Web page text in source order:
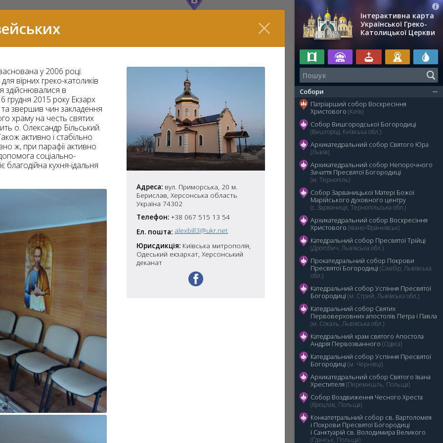
Інтерактивна карта
Української Греко-
Католицької Церкви
Собори
Патріарший собор Воскресіння
Христового (Київ)
Собор Вишгородської Богородиці
(Вишгород, Київська обл.)
Архикатедральний собор Святого Юра
(Львів)
Архикатедральний собор Непорочного
Зачаття Пресвятої Богородиці
(м. Тернопіль)
Собор Зарваницької Матері Божої
Марійського духовного центру
(с. Зарваниця, Тернопільська обл.)
Архикатедральний собор Воскресіння
Христового (Івано-Франківськ)
Катедральний собор Пресвятої Трійці
(Дрогобич, Львівська обл.)
Прокатедральний собор Покрови
Пресвятої Богородиці (Самбір, Львівська
обл.)
Катедральний cобор Успіння Пресвятої
Богородиці (м. Стрий, Львівська обл.)
Катедральний собор Святих
Первоверховних апостолів Петра і Павла
(м. Сокаль, Львівська обл.)
Катедральний храм святого Апостола
Андрія Первозванного (Одеса)
Катедральний собор Успіння Пресвятої
Богородиці (м. Чернівці)
Архикатедральний собор Святого Івана
Хрестителя (Перемишль, Польща)
Собор Воздвиження Чесного Хреста
(Вроцлав, Польща)
Конкатетральний собор св. Вартоломея
і Покрови Пресвятої Богородиці
i Санктуарій св. Володимира Великого
(Ґданськ, Польща)
Адреса: вул. Приморська, 20 м.
Берислав, Херсонська область
Україна 74302
Телефон: +38 067 515 13 54
Ел. пошта: alexbill3@ukr.net
Юрисдикція: Київська митрополія,
Одеський екзархат, Херсонський
деканат
у 2006 році.
вірних греко-католиків
здійснювалися в
грудня 2015 року Екзарх
та звершив чин закладення
храму на честь святих
о. Олександр Більський.
активно і стабільно
ж, при парафії активно
соціально-
кухня-їдальня
16
5
6
15
2